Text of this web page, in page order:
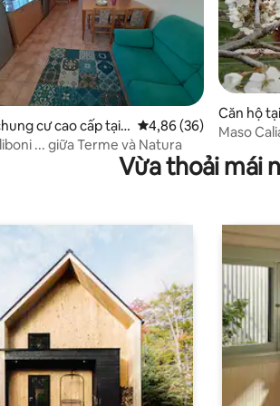
cư cao cấp tại
Xếp hạng trung bình
4,86 (36)
... giữa Terme và Natura
Căn hộ
Maso
Vừa thoải mái